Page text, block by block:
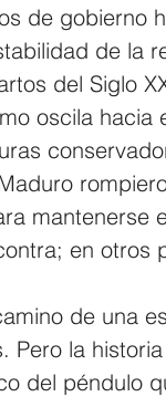
de gobierno
de la
del Siglo
oscila hacia
mantenerse
en otros
de una
Pero la
del péndulo